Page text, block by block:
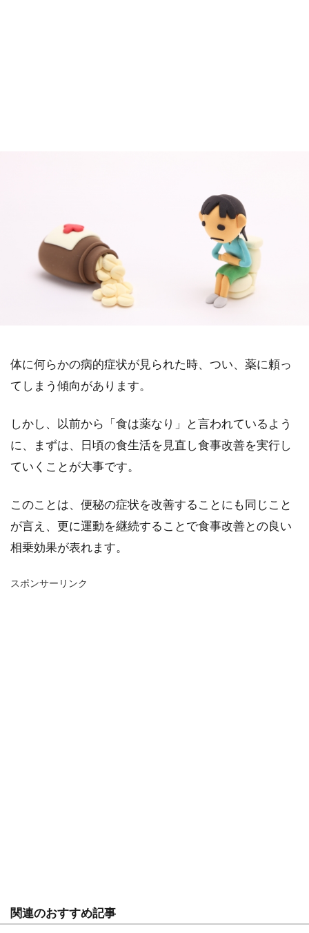
体に何らかの病的症状が見られた時、つい、薬に頼っ
てしまう傾向があります。
しかし、以前から「食は薬なり」と言われているよう
に、まずは、日頃の食生活を見直し食事改善を実行し
ていくことが大事です。
このことは、便秘の症状を改善することにも同じこと
が言え、更に運動を継続することで食事改善との良い
相乗効果が表れます。
スポンサーリンク
関連のおすすめ記事